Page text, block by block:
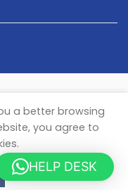
PRIVACY COOKIES
a better browsing
you agree to
HELP DESK